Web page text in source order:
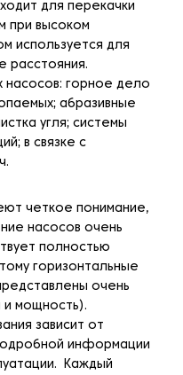
для перекачки
при высоком
используется для
расстояния.
насосов: горное дело
абразивные
угля; системы
в связке с
четкое понимание,
насосов очень
полностью
горизонтальные
очень
и мощность).
зависит от
информации
Каждый